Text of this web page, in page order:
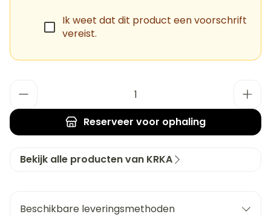
Ik weet dat dit product een voorschrift
vereist.
Reserveer voor ophaling
Bekijk alle producten van KRKA
Beschikbare leveringsmethoden